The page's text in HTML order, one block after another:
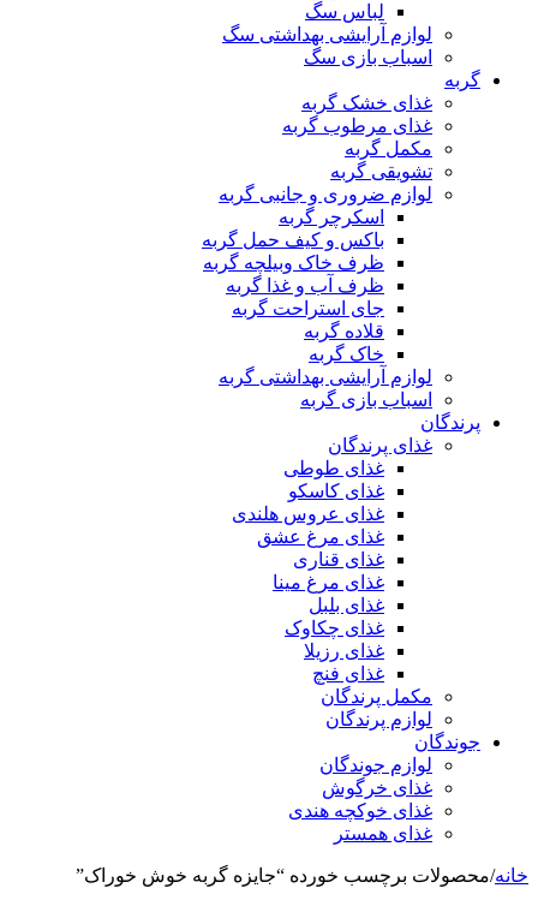
لباس سگ
لوازم آرایشی بهداشتی سگ
اسباب بازی سگ
گربه
غذای خشک گربه
غذای مرطوب گربه
مکمل گربه
تشویقی گربه
لوازم ضروری و جانبی گربه
اسکرچر گربه
باکس و کیف حمل گربه
ظرف خاک وبیلچه گربه
ظرف آب و غذا گربه
جای استراحت گربه
قلاده گربه
خاک گربه
لوازم آرایشی بهداشتی گربه
اسباب بازی گربه
پرندگان
غذای پرندگان
غذای طوطی
غذای کاسکو
غذای عروس هلندی
غذای مرغ عشق
غذای قناری
غذای مرغ مینا
غذای بلبل
غذای چکاوک
غذای رزیلا
غذای فنچ
مکمل پرندگان
لوازم پرندگان
جوندگان
لوازم جوندگان
غذای خرگوش
غذای خوکچه هندی
غذای همستر
خانه/محصولات برچسب خورده “جایزه گربه خوش خوراک”